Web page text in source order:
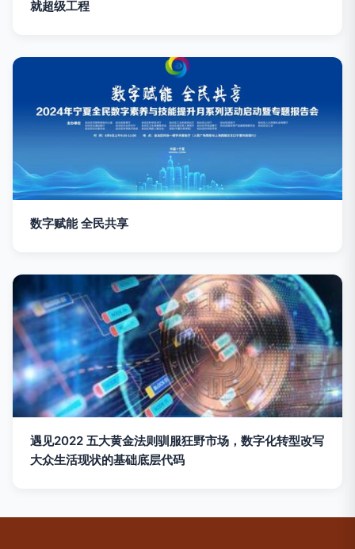
就超级工程
数字赋能 全民共享
遇见2022 五大黄金法则驯服狂野市场，数字化转型改写
大众生活现状的基础底层代码